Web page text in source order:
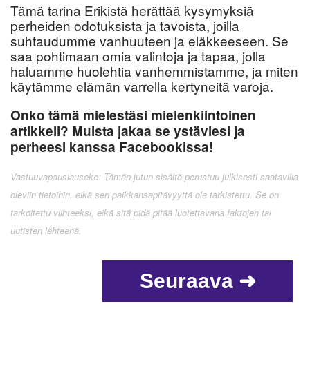
Tämä tarina Erikistä herättää kysymyksiä
perheiden odotuksista ja tavoista, joilla
suhtaudumme vanhuuteen ja eläkkeeseen. Se
saa pohtimaan omia valintoja ja tapaa, jolla
haluamme huolehtia vanhemmistamme, ja miten
käytämme elämän varrella kertyneitä varoja.
Onko tämä mielestäsi mielenkiintoinen
artikkeli? Muista jakaa se ystäviesi ja
perheesi kanssa Facebookissa!
Vastuuvapauslauseke: Tämän jutun sisältö perustuu julkisesti saatavilla
oleviin tietoihin, eikä sen paikkansapitävyyttä ole tarkistettu. Se on
tarkoitettu viihteeksi, eikä sitä pidä pitää luotettavana faktojen tai
uutisten lähteenä.
Seuraava ➜